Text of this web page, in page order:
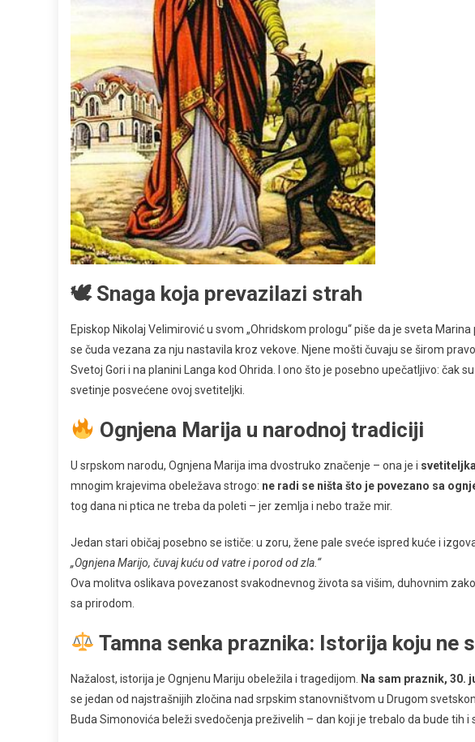
🕊 Snaga koja prevazilazi strah
Episkop Nikolaj Velimirović u svom „Ohridskom prologu“ piše da je sveta
se čuda vezana za nju nastavila kroz vekove. Njene mošti čuvaju se širom
Svetoj Gori i na planini Langa kod Ohrida. I ono što je posebno upečatljivo: čak
svetinje posvećene ovoj svetiteljki.
Ognjena Marija u narodnoj tradiciji
U srpskom narodu, Ognjena Marija ima dvostruko značenje – ona je i
mnogim krajevima obeležava strogo: ne radi se ništa što je povezano sa
tog dana ni ptica ne treba da poleti – jer zemlja i nebo traže mir.
Jedan stari običaj posebno se ističe: u zoru, žene pale sveće ispred kuće i
„Ognjena Marijo, čuvaj kuću od vatre i porod od zla.“
Ova molitva oslikava povezanost svakodnevnog života sa višim, duhovnim
sa prirodom.
Tamna senka praznika: Istorija koju ne
Nažalost, istorija je Ognjenu Mariju obeležila i tragedijom. Na sam praznik, 30.
se jedan od najstrašnijih zločina nad srpskim stanovništvom u Drugom
Buda Simonovića beleži svedočenja preživelih – dan koji je trebalo da bude tih i